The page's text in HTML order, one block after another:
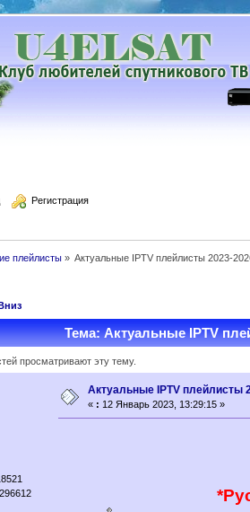
Регистрация
плейлисты» Актуальные IPTV плейлисты 2023-
Тема: Актуальные IPTV
просматривают эту тему.
Актуальные IPTV плейлисты
« : 12 Январь 2023, 13:29:15 »